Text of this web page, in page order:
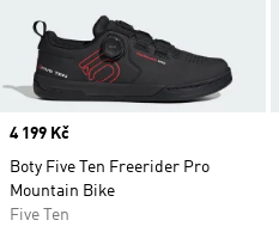
Price
4 199 Kč
Boty Five Ten Freerider Pro
Mountain Bike
Five Ten